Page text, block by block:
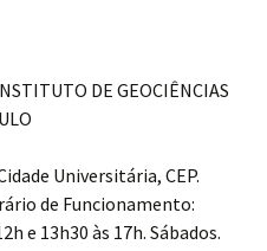
DE GEOCIÊNCIAS
Universitária, CEP.
de Funcionamento:
e 13h30 às 17h. Sábados.